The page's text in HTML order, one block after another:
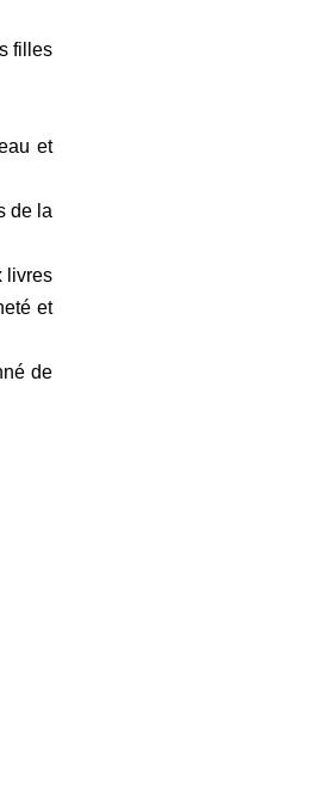
filles
et
de la
livres
et
de